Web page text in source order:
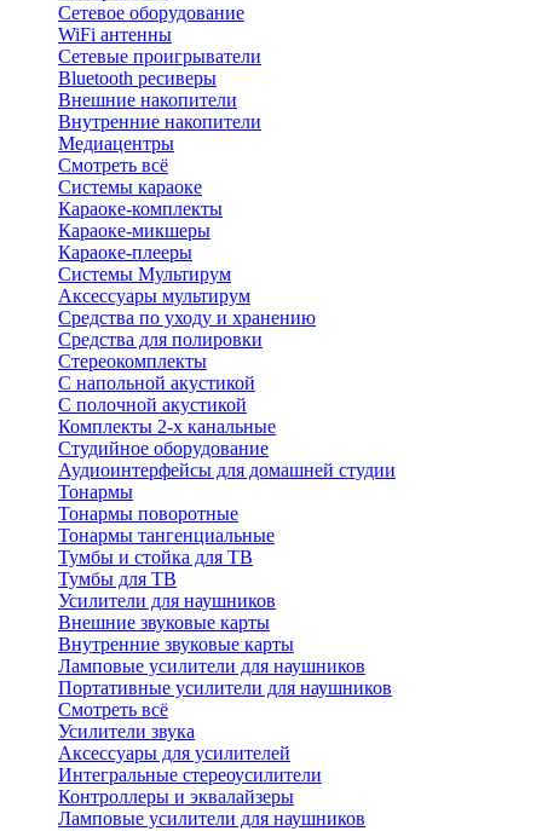
Сетевое оборудование
WiFi антенны
Сетевые проигрыватели
Bluetooth ресиверы
Внешние накопители
Внутренние накопители
Медиацентры
Смотреть всё
Системы караоке
Караоке-комплекты
Караоке-микшеры
Караоке-плееры
Системы Мультирум
Аксессуары мультирум
Средства по уходу и хранению
Средства для полировки
Стереокомплекты
C напольной акустикой
C полочной акустикой
Комплекты 2-х канальные
Студийное оборудование
Аудиоинтерфейсы для домашней студии
Тонармы
Тонармы поворотные
Тонармы тангенциальные
Тумбы и стойка для ТВ
Тумбы для ТВ
Усилители для наушников
Внешние звуковые карты
Внутренние звуковые карты
Ламповые усилители для наушников
Портативные усилители для наушников
Смотреть всё
Усилители звука
Аксессуары для усилителей
Интегральные стереоусилители
Контроллеры и эквалайзеры
Ламповые усилители для наушников